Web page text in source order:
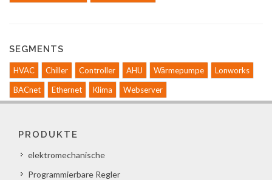
SEGMENTS
HVAC Chiller Controller AHU Wärmepumpe
Lonworks
BACnet
Ethernet Klima Webserver
PRODUKTE
elektromechanische
Programmierbare Regler